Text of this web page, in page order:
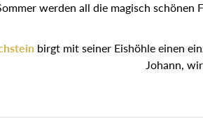
werden all die magisch
birgt mit seiner Eishöhle einen
Johann,